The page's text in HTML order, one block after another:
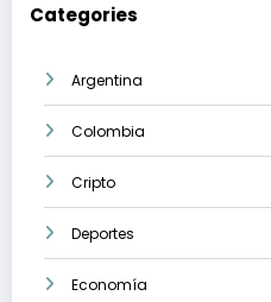
Categories
Argentina
Colombia
Cripto
Deportes
Economía